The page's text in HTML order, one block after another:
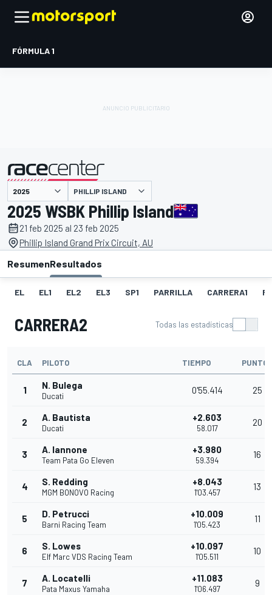
FÓRMULA 1
presentado por PHILLIP ISLAND
2025 WSBK Phillip Island
21 feb 2025 al 23 feb 2025
Phillip Island Grand Prix Circuit, AU
ResumenResultados
EL EL1 EL2 EL3 SP1 PARRILLA CARRERA1
CARRERA2 Todas las estadísticas
CLA PILOTO TIEMPO PUNTOS
1 N. Bulega
Ducati
0'55.414 25
2 A. Bautista
Ducati
+2.603
58.017
20
3 A. Iannone
Team Pata Go Eleven
+3.980
59.394
16
4 S. Redding
MGM BONOVO Racing
+8.043
1'03.457
13
5 D. Petrucci
Barni Racing Team
+10.009
1'05.423
11
6 S. Lowes
Elf Marc VDS Racing Team
+10.097
1'05.511
10
7 A. Locatelli
Pata Maxus Yamaha
+11.083
1'06.497
9